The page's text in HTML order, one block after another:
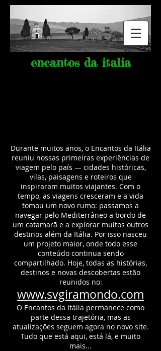
encantos da italia
Durante muitos anos, o Encantos da Itália
reuniu nossas primeiras experiências de
viagem pelo país — cidades históricas,
vilas, paisagens e roteiros que
inspiraram muitos viajantes. Com o
tempo, as viagens cresceram e a vida
tomou um novo rumo: passamos a
navegar pelo Mediterrâneo a bordo de
um catamarã e a explorar muitos outros
destinos além da Itália. Por isso nasceu
um projeto maior, onde todo esse
conteúdo continua sendo
compartilhado. Hoje, todas as histórias,
destinos e novas descobertas estão
reunidos no:
www.svgiramondo.com
O Encantos da Itália permanece como
parte dessa trajetória, mas as
atualizações seguem agora no novo site.
Tudo que está aqui, está lá, e muito
mais...